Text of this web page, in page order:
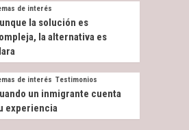
de interés
la solución es
la alternativa es
de interés Testimonios
un inmigrante cuenta
experiencia